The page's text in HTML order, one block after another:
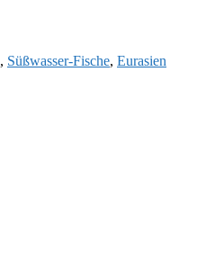
, Süßwasser-Fische, Eurasien